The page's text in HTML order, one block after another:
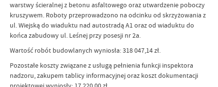
warstwy ścieralnej z betonu asfaltowego oraz utwardzenie poboczy
kruszywem. Roboty przeprowadzono na odcinku od skrzyżowania z
ul. Wiejską do wiaduktu nad autostradą A1 oraz od wiaduktu do
końca zabudowy ul. Leśnej przy posesji nr 2a.
Wartość robót budowlanych wyniosła: 318 047,14 zł.
Pozostałe koszty związane z usługą pełnienia funkcji inspektora
nadzoru, zakupem tablicy informacyjnej oraz koszt dokumentacji